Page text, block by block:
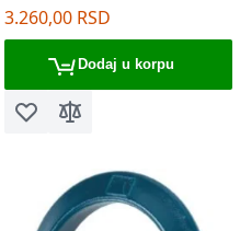
3.260,00 RSD
Dodaj u korpu
Dodaj u listu želja
Dodaj za poređenje